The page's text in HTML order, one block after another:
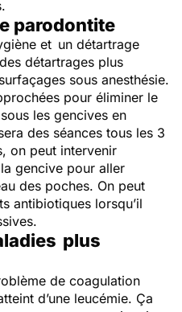
parodontite
et un détartrage
détartrages plus
sous anesthésie.
pour éliminer le
les gencives en
des séances tous les 3
on peut intervenir
gencive pour aller
des poches. On peut
antibiotiques lorsqu’il
plus
de coagulation
d’une leucémie. Ça